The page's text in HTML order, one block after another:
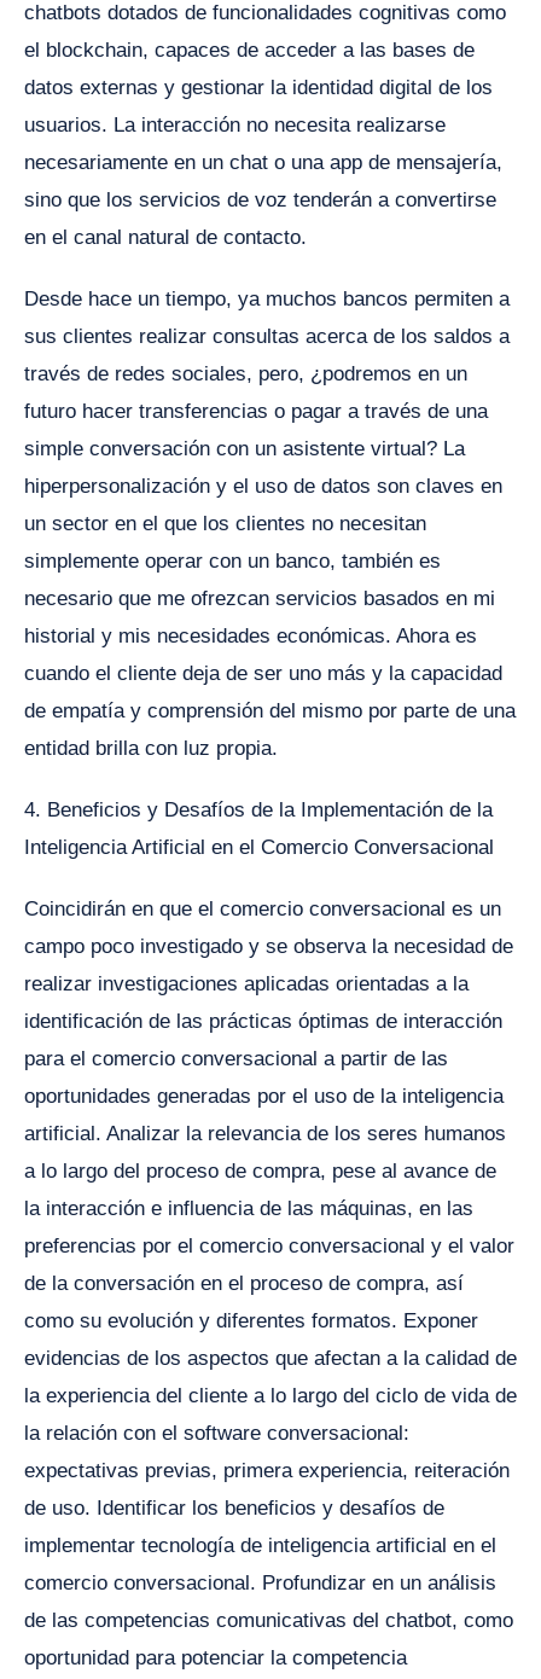
chatbots dotados de funcionalidades cognitivas como
el blockchain, capaces de acceder a las bases de
datos externas y gestionar la identidad digital de los
usuarios. La interacción no necesita realizarse
necesariamente en un chat o una app de mensajería,
sino que los servicios de voz tenderán a convertirse
en el canal natural de contacto.
Desde hace un tiempo, ya muchos bancos permiten a
sus clientes realizar consultas acerca de los saldos a
través de redes sociales, pero, ¿podremos en un
futuro hacer transferencias o pagar a través de una
simple conversación con un asistente virtual? La
hiperpersonalización y el uso de datos son claves en
un sector en el que los clientes no necesitan
simplemente operar con un banco, también es
necesario que me ofrezcan servicios basados en mi
historial y mis necesidades económicas. Ahora es
cuando el cliente deja de ser uno más y la capacidad
de empatía y comprensión del mismo por parte de una
entidad brilla con luz propia.
4. Beneficios y Desafíos de la Implementación de la
Inteligencia Artificial en el Comercio Conversacional
Coincidirán en que el comercio conversacional es un
campo poco investigado y se observa la necesidad de
realizar investigaciones aplicadas orientadas a la
identificación de las prácticas óptimas de interacción
para el comercio conversacional a partir de las
oportunidades generadas por el uso de la inteligencia
artificial. Analizar la relevancia de los seres humanos
a lo largo del proceso de compra, pese al avance de
la interacción e influencia de las máquinas, en las
preferencias por el comercio conversacional y el valor
de la conversación en el proceso de compra, así
como su evolución y diferentes formatos. Exponer
evidencias de los aspectos que afectan a la calidad de
la experiencia del cliente a lo largo del ciclo de vida de
la relación con el software conversacional:
expectativas previas, primera experiencia, reiteración
de uso. Identificar los beneficios y desafíos de
implementar tecnología de inteligencia artificial en el
comercio conversacional. Profundizar en un análisis
de las competencias comunicativas del chatbot, como
oportunidad para potenciar la competencia